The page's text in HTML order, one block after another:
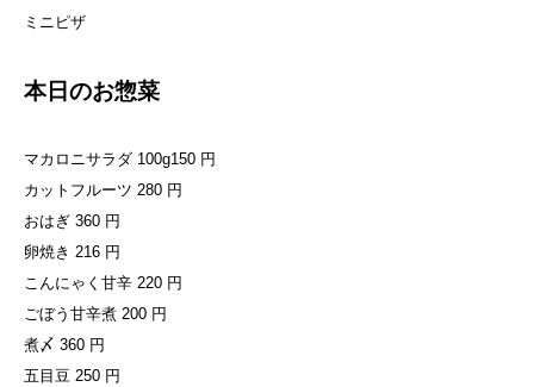
ミニピザ
本日のお惣菜
マカロニサラダ 100g150 円
カットフルーツ 280 円
おはぎ 360 円
卵焼き 216 円
こんにゃく甘辛 220 円
ごぼう甘辛煮 200 円
煮〆 360 円
五目豆 250 円